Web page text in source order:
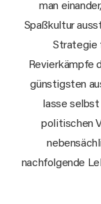
man
Spaßkultur
Strategie
Revierkämpfe
günstigsten
lasse
politischen
nachfolgende